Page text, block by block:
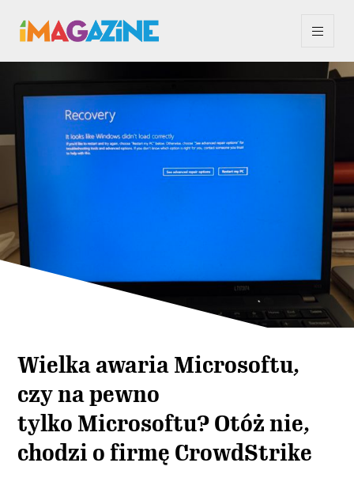
Wielka awaria Microsoftu,
czy na pewno
tylko Microsoftu? Otóż nie,
chodzi o firmę CrowdStrike